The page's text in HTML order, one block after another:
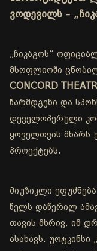
ვოდევილს -
„ჩიკაგოს“
მსოფლიოში
CONCORD
წარმდგენი და
დეველოპერული
ყოველთვის მხარს
პროექტებს.
მიუზიკლი
წელს დაწერილ
თავის მხრივ, იმ
ასახავს. უოტკინსი